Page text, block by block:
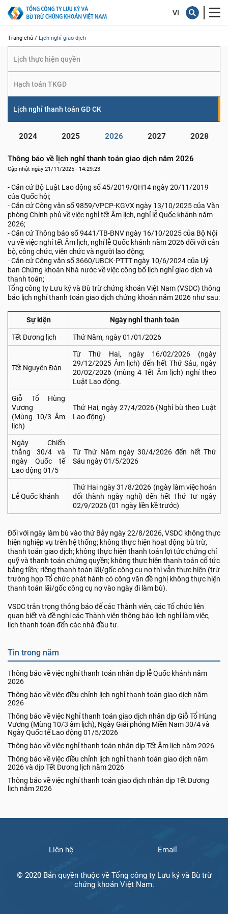
Trang chủ / Lịch nghỉ giao dịch
Lịch thực hiện quyền
Hạch toán TKGD
Lịch nghỉ thanh toán GD CK
2024 2025 2026 2027 2028
Thông báo về lịch nghỉ thanh toán giao dịch năm 2026
Cập nhật ngày 21/11/2025 - 14:29:23
- Căn cứ Bộ Luật Lao động số 45/2019/QH14 ngày 20/11/2019
của Quốc hội;
- Căn cứ Công văn số 9859/VPCP-KGVX ngày 13/10/2025 của Văn
phòng Chính phủ về việc nghỉ tết Âm lịch, nghỉ lễ Quốc khánh năm
2026;
- Căn cứ Thông báo số 9441/TB-BNV ngày 16/10/2025 của Bộ Nội
vụ về việc nghỉ tết Âm lịch, nghỉ lễ Quốc khánh năm 2026 đối với cán
bộ, công chức, viên chức và người lao động;
- Căn cứ Công văn số 3660/UBCK-PTTT ngày 10/6/2024 của Uỷ
ban Chứng khoán Nhà nước về việc công bố lịch nghỉ giao dịch và
thanh toán;
Tổng công ty Lưu ký và Bù trừ chứng khoán Việt Nam (VSDC) thông
báo lịch nghỉ thanh toán giao dịch chứng khoán năm 2026 như sau:
Sự kiện Ngày nghỉ thanh toán
Tết Dương lịch Thứ Năm, ngày 01/01/2026
Tết Nguyên Đán
Từ Thứ Hai, ngày 16/02/2026 (ngày
29/12/2025 Âm lịch) đến hết Thứ Sáu, ngày
20/02/2026 (mùng 4 Tết Âm lịch) nghỉ theo
Luật Lao động.
Giỗ Tổ Hùng
Vương
(Mùng 10/3 Âm
lịch)
Thứ Hai, ngày 27/4/2026 (Nghỉ bù theo Luật
Lao động)
Ngày Chiến
thắng 30/4 và
ngày Quốc tế
Lao động 01/5
Từ Thứ Năm ngày 30/4/2026 đến hết Thứ
Sáu ngày 01/5/2026
Lễ Quốc khánh
Thứ Hai ngày 31/8/2026 (ngày làm việc hoán
đổi thành ngày nghỉ) đến hết Thứ Tư ngày
02/9/2026 (01 ngày liền kề trước)
Đối với ngày làm bù vào thứ Bảy ngày 22/8/2026, VSDC không thực
hiện nghiệp vụ trên hệ thống; không thực hiện hoạt động bù trừ,
thanh toán giao dịch; không thực hiện thanh toán lợi tức chứng chỉ
quỹ và thanh toán chứng quyền; không thực hiện thanh toán cổ tức
bằng tiền; riêng thanh toán lãi/gốc công cụ nợ thì vẫn thực hiện (trừ
trường hợp Tổ chức phát hành có công văn đề nghị không thực hiện
thanh toán lãi/gốc công cụ nợ vào ngày đi làm bù).
VSDC trân trọng thông báo để các Thành viên, các Tổ chức liên
quan biết và đề nghị các Thành viên thông báo lịch nghỉ làm việc,
lịch thanh toán đến các nhà đầu tư.
Tin trong năm
Thông báo về việc nghỉ thanh toán nhân dịp lễ Quốc khánh năm
2026
Thông báo về việc điều chỉnh lịch nghỉ thanh toán giao dịch năm
2026
Thông báo về việc Nghỉ thanh toán giao dịch nhân dịp Giỗ Tổ Hùng
Vương (Mùng 10/3 âm lịch), Ngày Giải phóng Miền Nam 30/4 và
Ngày Quốc tế Lao động 01/5/2026
Thông báo về việc nghỉ thanh toán nhân dịp Tết Âm lịch năm 2026
Thông báo về việc điều chỉnh lịch nghỉ thanh toán giao dịch năm
2026 và dịp Tết Dương lịch năm 2026
Thông báo về việc nghỉ thanh toán giao dịch nhân dịp Tết Dương
lịch năm 2026
Liên hệ Email
© 2020 Bản quyền thuộc về Tổng công ty Lưu ký và Bù trừ
chứng khoán Việt Nam.